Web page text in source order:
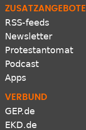
ZUSATZANGEBOTE
RSS-feeds
Newsletter
Protestantomat
Podcast
Apps
VERBUND
GEP.de
EKD.de